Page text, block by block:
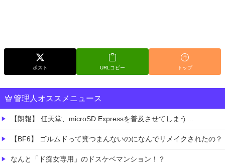
ポスト URLコピー トップ
管理人オススメニュース
【朗報】 任天堂、microSD Expressを普及させてしまう…
【BF6】 ゴルムドって糞つまんないのになんでリメイクされたの？
なんと「ド痴女専用」のドスケベマンション！？